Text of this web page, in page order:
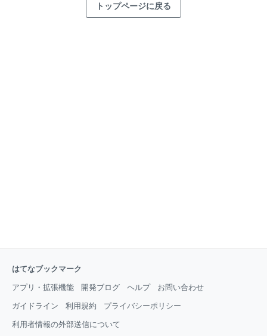
トップページに戻る
はてなブックマーク
アプリ・拡張機能 開発ブログ ヘルプ お問い合わせ
ガイドライン 利用規約 プライバシーポリシー
利用者情報の外部送信について